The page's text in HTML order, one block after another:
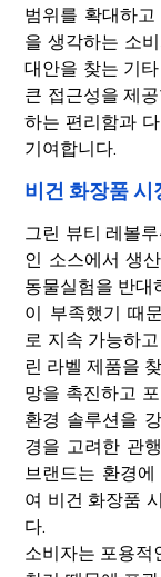
범위를 확대하
을 생각하는 소
대안을 찾는 기
큰 접근성을 제
하는 편리함과
기여합니다.
비건 화장품 시
그린 뷰티 레볼
인 소스에서 생
동물실험을 반대
이 부족했기 때
로 지속 가능하
린 라벨 제품을
망을 촉진하고
환경 솔루션을
경을 고려한 관
브랜드는 환경
여 비건 화장품
다.
소비자는 포용적